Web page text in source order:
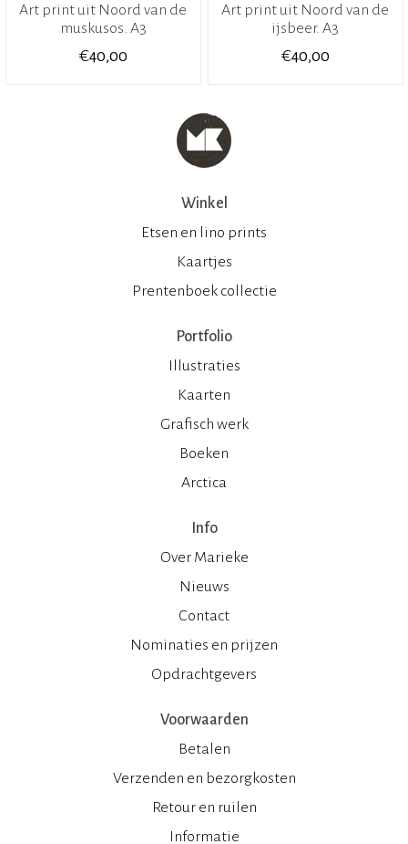
Art print uit Noord van de
muskusos. A3
€40,00
Art print uit Noord van de
ijsbeer. A3
€40,00
Winkel
Etsen en lino prints
Kaartjes
Prentenboek collectie
Portfolio
Illustraties
Kaarten
Grafisch werk
Boeken
Arctica
Info
Over Marieke
Nieuws
Contact
Nominaties en prijzen
Opdrachtgevers
Voorwaarden
Betalen
Verzenden en bezorgkosten
Retour en ruilen
Informatie